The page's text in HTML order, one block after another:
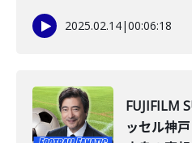
2025.02.14|00:06:18
FUJIFILM
ッセル神